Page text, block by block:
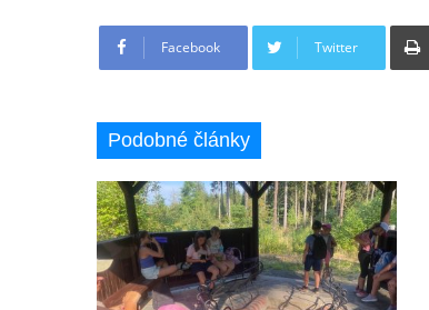
Facebook Twitter
Podobné články